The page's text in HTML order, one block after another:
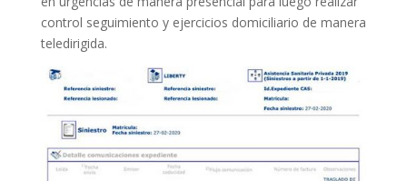
control seguimiento y ejercicios domiciliario de manera
teledirigida.